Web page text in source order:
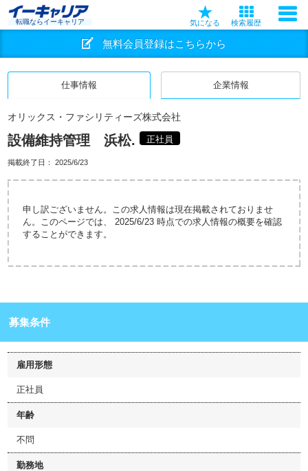
転職ならイーキャリア 気になる 検索履歴
無料会員登録はこちらから
仕事情報 企業情報
オリックス・ファシリティーズ株式会社
設備維持管理 浜松. 正社員
掲載終了日： 2025/6/23
申し訳ございません。この求人情報は現在掲載されておりませ
ん。このページでは、 2025/6/23 時点での求人情報の概要を確認
することができます。
募集条件
雇用形態
正社員
年齢
不問
勤務地